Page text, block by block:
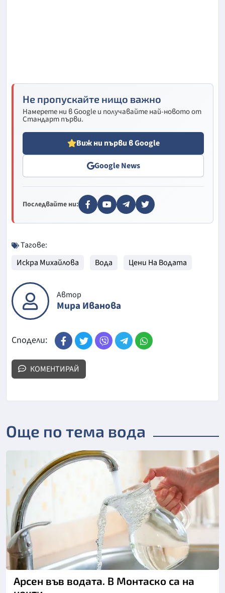
Не пропускайте нищо важно
Намерете ни в Google и получавайте най-новото от
Стандарт първи.
Виж ни първи в Google
Google News
Последвайте ни:
Тагове:
Искра Михайлова
Вода Цени На Водата
Автор
Мира Иванова
Сподели:
КОМЕНТИРАЙ
Още по тема вода
Арсен във водата. В Монтаско са на